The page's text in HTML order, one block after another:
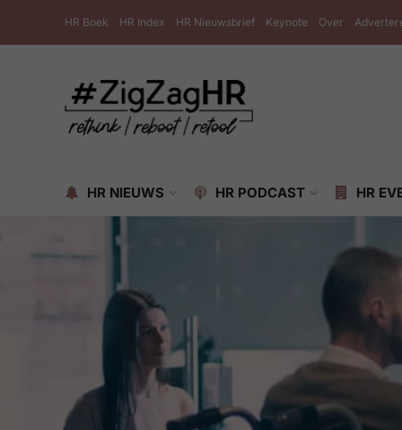
HR Boek HR Index HR Nieuwsbrief Keynote Over
HR NIEUWS HR PODCAST HR